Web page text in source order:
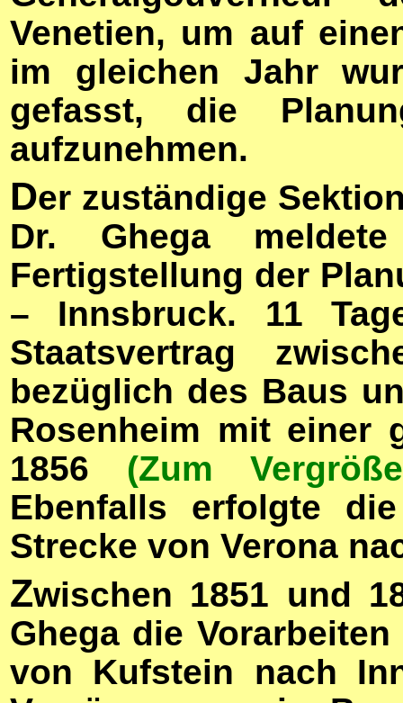
Venetien, um auf
im gleichen Jahr
gefasst, die
aufzunehmen.
Der zuständige
Dr. Ghega
Fertigstellung der
– Innsbruck. 11
Staatsvertrag
bezüglich des Baus
Rosenheim mit einer
1856 (Zum
Ebenfalls erfolgte
Strecke von Verona
Zwischen 1851 und
Ghega die
von Kufstein nach